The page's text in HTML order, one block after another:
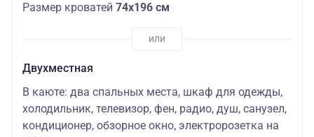
Размер кроватей 74х196 см
Двухместная
В каюте: два спальных места, шкаф для одежды,
холодильник, телевизор, фен, радио, душ, санузел,
кондиционер, обзорное окно, электророзетка на